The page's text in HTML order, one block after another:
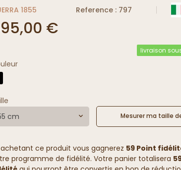
1855 Reference : 797
€
livraison
cm
Mesurer ma taille
achetant ce produit vous gagnerez 59 Point
programme de fidélité. Votre panier totalisera